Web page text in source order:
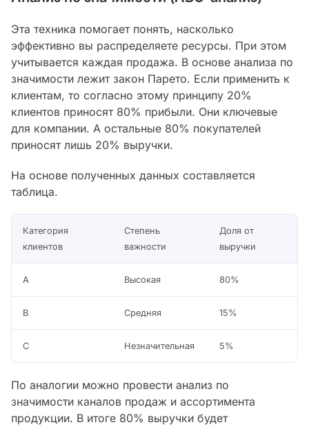
Эта техника помогает понять, насколько
эффективно вы распределяете ресурсы. При этом
учитывается каждая продажа. В основе анализа по
значимости лежит закон Парето. Если применить к
клиентам, то согласно этому принципу 20%
клиентов приносят 80% прибыли. Они ключевые
для компании. А остальные 80% покупателей
приносят лишь 20% выручки.
На основе полученных данных составляется
таблица.
Категория
клиентов
Степень
важности
Доля от
выручки
A Высокая 80%
B Средняя 15%
C Незначительная 5%
По аналогии можно провести анализ по
значимости каналов продаж и ассортимента
продукции. В итоге 80% выручки будет